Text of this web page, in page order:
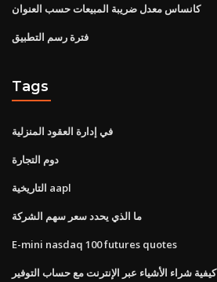
كانساس معدل ضريبة المبيعات حسب العنوان
فترة رسم التطبيق
Tags
في إدارة العقود المنزلية
دوم التجارة
التاريخية aapl
ما الذي يحدد سعر سهم الشركة
E-mini nasdaq 100 futures quotes
كيفية شراء الأشياء عبر الإنترنت مع حساب التوفير